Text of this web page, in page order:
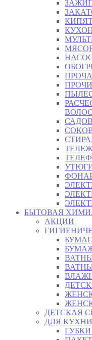
ВОЛОС
БЫТОВАЯ
АКЦИИ
ДЕТСКАЯ
ДЛЯ